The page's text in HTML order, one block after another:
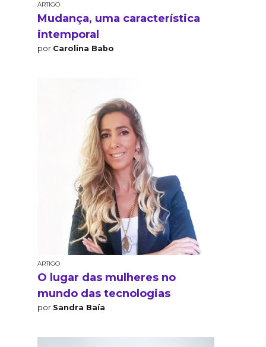
ARTIGO
Mudança, uma característica
intemporal
por Carolina Babo
ARTIGO
O lugar das mulheres no
mundo das tecnologias
por Sandra Baía